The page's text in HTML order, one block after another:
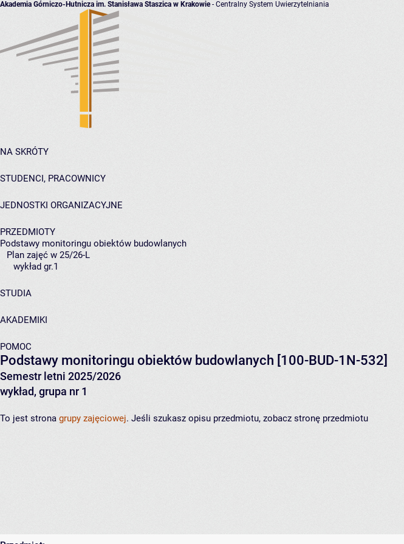
Akademia Górniczo-Hutnicza im. Stanisława Staszica w Krakowie- Centralny System Uwierzytelniania
NA SKRÓTY
STUDENCI, PRACOWNICY
JEDNOSTKI ORGANIZACYJNE
PRZEDMIOTY
Podstawy monitoringu obiektów budowlanych
Plan zajęć w 25/26-L
wykład gr.1
STUDIA
AKADEMIKI
POMOC
Podstawy monitoringu obiektów budowlanych [100-BUD-1N-532]
Semestr letni 2025/2026
wykład, grupa nr 1
To jest strona grupy zajęciowej. Jeśli szukasz opisu przedmiotu, zobacz stronę przedmiotu